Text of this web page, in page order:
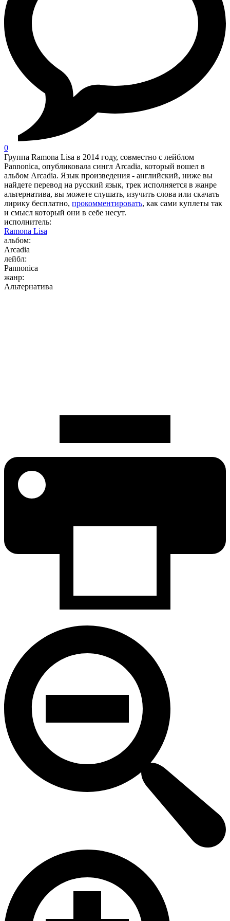
0
Группа Ramona Lisa в 2014 году, совместно с лейблом
Pannonica, опубликовала сингл Arcadia, который вошел в
альбом Arcadia. Язык произведения - английский, ниже вы
найдете перевод на русский язык, трек исполняется в жанре
альтернатива, вы можете слушать, изучить слова или скачать
лирику бесплатно, прокомментировать, как сами куплеты так
и смысл который они в себе несут.
исполнитель:
Ramona Lisa
альбом:
Arcadia
лейбл:
Pannonica
жанр:
Альтернатива